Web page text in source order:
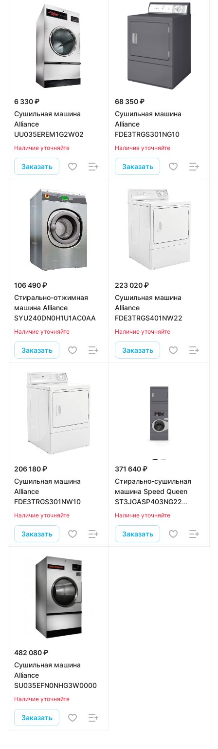
6 330 ₽
Сушильная машина
Alliance
UU035EREM1G2W02
Наличие уточняйте
Заказать
68 350 ₽
Сушильная машина
Alliance
FDE3TRGS301NG10
Наличие уточняйте
Заказать
106 490 ₽
Стирально-отжимная
машина Alliance
SYU240DN0H1U1AC0AA
Наличие уточняйте
Заказать
223 020 ₽
Сушильная машина
Alliance
FDE3TRGS401NW22
Наличие уточняйте
Заказать
206 180 ₽
Сушильная машина
Alliance
FDE3TRGS301NW10
Наличие уточняйте
Заказать
371 640 ₽
Стирально-сушильная
машина Speed Queen
ST3JGASP403NG22
колонна
Наличие уточняйте
Заказать
482 080 ₽
Сушильная машина
Alliance
SU035EFN0NHG3W0000
Наличие уточняйте
Заказать